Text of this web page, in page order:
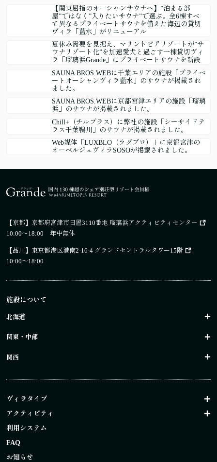
【関東屈指のオーシャンサウナへ】”泊まる部
屋”ではなく”入りたいサウナ”で選ぶ。全6棟すべ
て異なるプライベートサウナを備えた海辺の貸切
ヴィラ「藍水」がリニューアル
夏休み需要を見据え、マリントピアリゾートが”サ
ウナリゾート化”を加速愛犬と過ごす一棟貸切ヴィ
ラ「瑠璃浜Grande」にプライベートサウナを新設
SAUNA BROS.WEBに千葉エリアの施設「プライベ
ートオーシャンヴィラ藍水」のサウナが掲載され
ました。
SAUNA BROS.WEBに京都宮津エリアの施設「瑠璃
浜」のサウナが掲載されました。
Chill+（チルプラス）に弊社の施設「シーサイドテ
ラス千葉鴨川」のサウナが掲載されました。
Web媒体「LUXBLO（ラグブロ）」に京都宮津の
オーベルジュヴィラSOSOが掲載されました。
【京都】 京都府宮津市日置3110番地 瑠璃浜アクティビティセンター
10:00～18:00 年中無休
【品川】 東京都港区港南2-16-4 グランドセントラルタワー15階
10:00～18:00
施設について
北海道
関東・中部
関西
ヴィラタイプ
アクティビティ
利用システム
FAQ
お知らせ